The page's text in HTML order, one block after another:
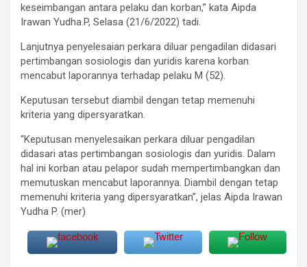
keseimbangan antara pelaku dan korban,” kata Aipda
Irawan Yudha.P, Selasa (21/6/2022) tadi.
Lanjutnya penyelesaian perkara diluar pengadilan didasari
pertimbangan sosiologis dan yuridis karena korban
mencabut laporannya terhadap pelaku M (52).
Keputusan tersebut diambil dengan tetap memenuhi
kriteria yang dipersyaratkan.
“Keputusan menyelesaikan perkara diluar pengadilan
didasari atas pertimbangan sosiologis dan yuridis. Dalam
hal ini korban atau pelapor sudah mempertimbangkan dan
memutuskan mencabut laporannya. Diambil dengan tetap
memenuhi kriteria yang dipersyaratkan”, jelas Aipda Irawan
Yudha P. (mer)